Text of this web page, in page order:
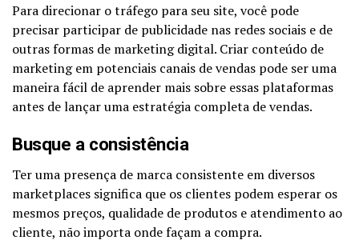
Para direcionar o tráfego para seu site, você pode
precisar participar de publicidade nas redes sociais e de
outras formas de marketing digital. Criar conteúdo de
marketing em potenciais canais de vendas pode ser uma
maneira fácil de aprender mais sobre essas plataformas
antes de lançar uma estratégia completa de vendas.
Busque a consistência
Ter uma presença de marca consistente em diversos
marketplaces significa que os clientes podem esperar os
mesmos preços, qualidade de produtos e atendimento ao
cliente, não importa onde façam a compra.